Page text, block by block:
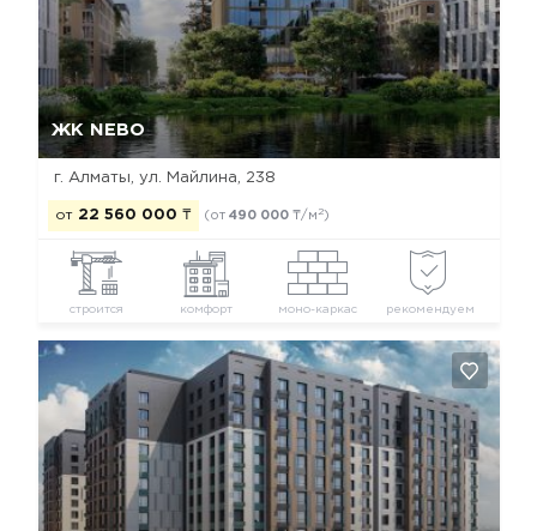
ЖК NEBO
г. Алматы, ул. Майлина, 238
от 22 560 000 ₸ (от 490 000 ₸/м 2)
строится комфорт моно-каркас рекомендуем
Отмена